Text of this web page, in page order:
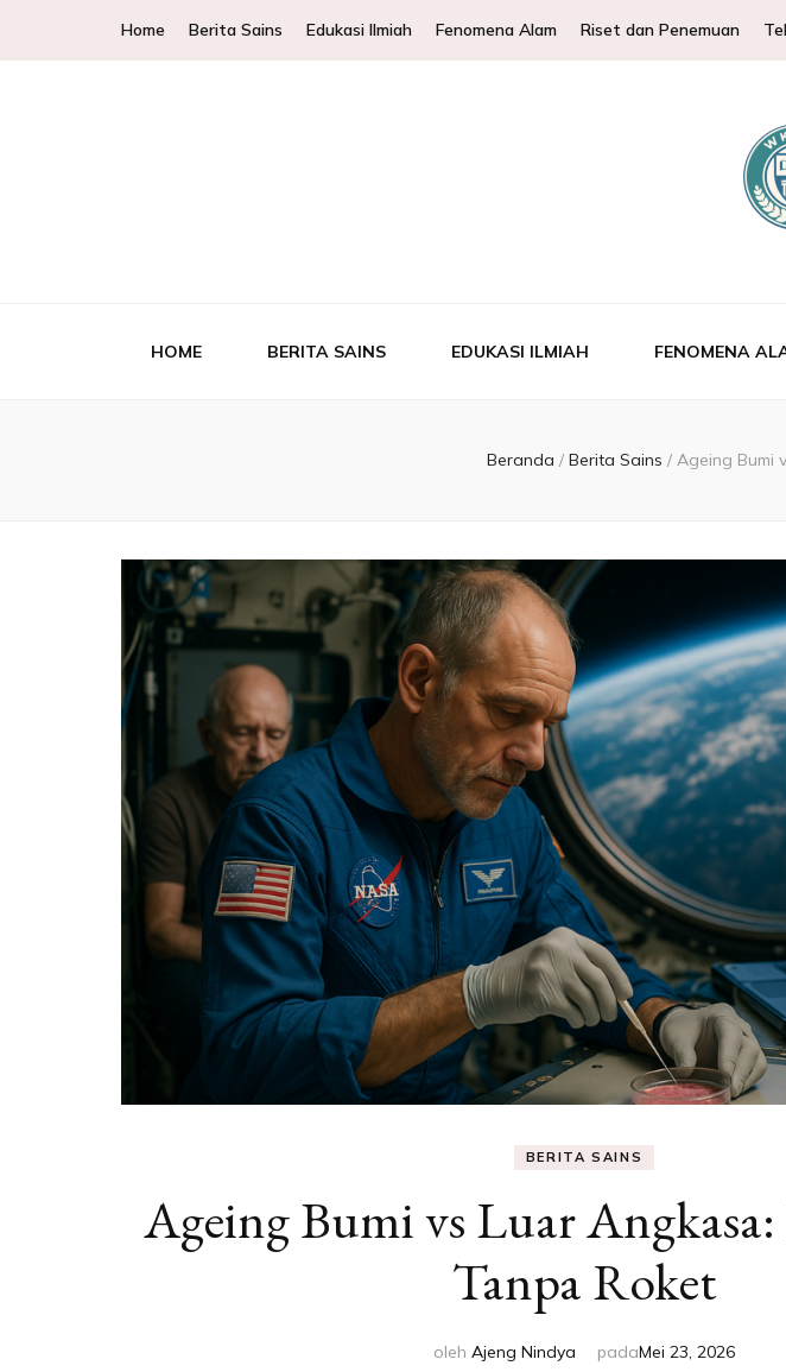
Home Berita Sains Edukasi Ilmiah Fenomena Alam Riset dan Penemuan
HOME BERITA SAINS EDUKASI ILMIAH FENOMENA
Beranda / Berita Sains / Ageing Bumi
BERITA SAINS
Ageing Bumi vs Luar
Tanpa Roket
oleh Ajeng Nindya padaMei 23, 2026